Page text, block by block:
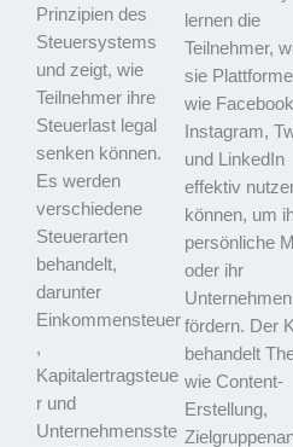
Prinzipien des
Steuersystems
und zeigt, wie
Teilnehmer ihre
Steuerlast legal
senken können.
Es werden
verschiedene
Steuerarten
behandelt,
darunter
Einkommensteuer
,
Kapitalertragsteue
r und
Unternehmensste
lernen die
Teilnehmer,
sie
wie
Instagram,
und LinkedIn
effektiv
können, um
persönliche
oder ihr
fördern. Der
behandelt
wie Content-
Erstellung,